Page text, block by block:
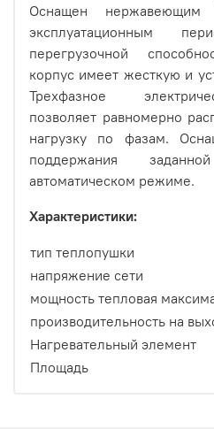
Оснащен
эксплуатационным
перегрузочной
корпус имеет жесткую и
Трехфазное
позволяет равномерно
нагрузку по фазам.
поддержания
автоматическом режиме.
Характеристики:
тип теплопушки
напряжение сети
мощность тепловая
производительность на
Нагревательный элемент
Площадь